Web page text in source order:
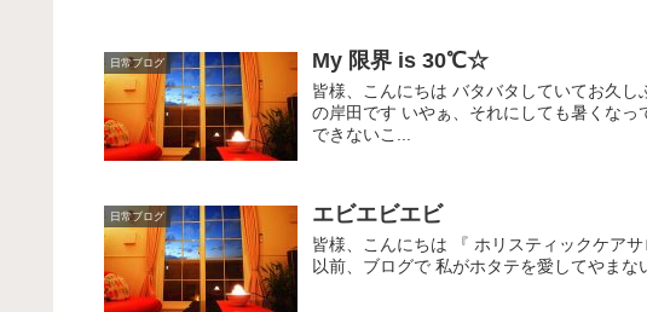
日常ブログ My 限界 is 30℃☆
皆様、こんにちは バタバタしていてお久し
の岸田です いやぁ、それにしても暑くな
できないこ...
日常ブログ エビエビエビ
皆様、こんにちは 『 ホリスティックケア
以前、ブログで 私がホタテを愛してやまな